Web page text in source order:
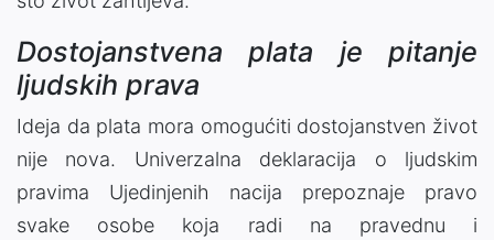
Dostojanstvena plata je pitanje
ljudskih prava
Ideja da plata mora omogućiti dostojanstven život
nije nova. Univerzalna deklaracija o ljudskim
pravima Ujedinjenih nacija prepoznaje pravo
svake osobe koja radi na pravednu i